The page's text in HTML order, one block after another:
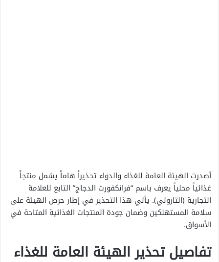
أصدرت الهيئة العامة للغذاء والدواء تحذيراً هاماً يشمل منتجاً
غذائياً محلياً يعرف باسم “فرانكفورت الدجاج” التابع للعلامة
التجارية (التاروتي). يأتي هذا التحذير في إطار حرص الهيئة على
سلامة المستهلكين وضمان جودة المنتجات الغذائية المتاحة في
الأسواق.
تفاصيل تحذير الهيئة العامة للغذاء